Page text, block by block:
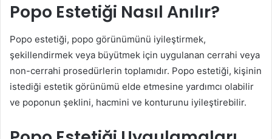
Popo Estetiği Nasıl Anılır?
Popo estetiği, popo görünümünü iyileştirmek,
şekillendirmek veya büyütmek için uygulanan cerrahi veya
non-cerrahi prosedürlerin toplamıdır. Popo estetiği, kişinin
istediği estetik görünümü elde etmesine yardımcı olabilir
ve poponun şeklini, hacmini ve konturunu iyileştirebilir.